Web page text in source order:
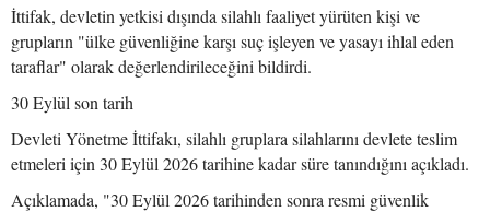
İttifak, devletin yetkisi dışında silahlı faaliyet yürüten kişi ve
grupların "ülke güvenliğine karşı suç işleyen ve yasayı ihlal eden
taraflar" olarak değerlendirileceğini bildirdi.
30 Eylül son tarih
Devleti Yönetme İttifakı, silahlı gruplara silahlarını devlete teslim
etmeleri için 30 Eylül 2026 tarihine kadar süre tanındığını açıkladı.
Açıklamada, "30 Eylül 2026 tarihinden sonra resmi güvenlik